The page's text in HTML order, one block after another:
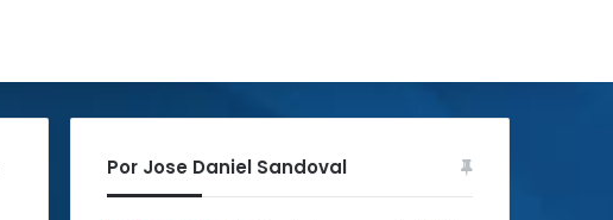
Por Jose Daniel Sandoval